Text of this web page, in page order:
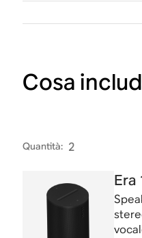
Cosa
Quantità: 2
Era